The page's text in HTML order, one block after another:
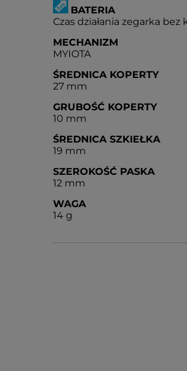
BATERIA
Czas działania zegarka
MECHANIZM
MYIOTA
ŚREDNICA KOPERTY
27 mm
GRUBOŚĆ KOPERTY
10 mm
ŚREDNICA SZKIEŁKA
19 mm
SZEROKOŚĆ PASKA
12 mm
WAGA
14 g